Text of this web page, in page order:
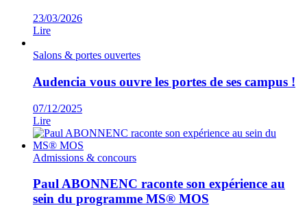
23/03/2026
Lire
Salons & portes ouvertes
Audencia vous ouvre les portes de ses campus !
07/12/2025
Lire
Admissions & concours
Paul ABONNENC raconte son expérience au
sein du programme MS® MOS